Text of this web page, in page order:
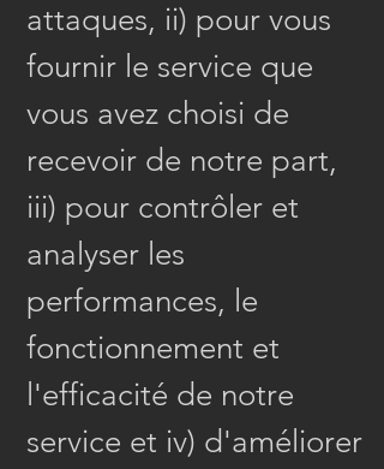
attaques, ii) pour vous
fournir le service que
vous avez choisi de
recevoir de notre part,
iii) pour contrôler et
analyser les
performances, le
fonctionnement et
l'efficacité de notre
service et iv) d'améliorer